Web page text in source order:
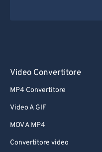
Video Convertitore
MP4 Convertitore
Video A GIF
MOV A MP4
Convertitore video